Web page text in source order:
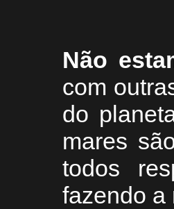
Não
com
do
mares
todos
fazendo a